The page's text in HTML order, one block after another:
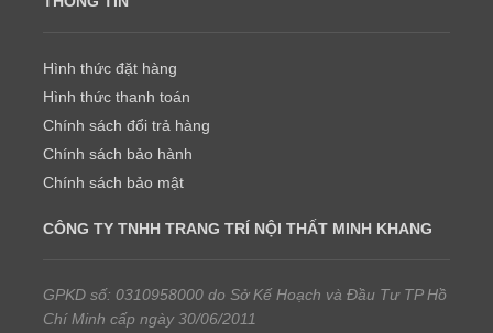
Hình thức đặt hàng
Hình thức thanh toán
Chính sách đổi trả hàng
Chính sách bảo hành
Chính sách bảo mật
CÔNG TY TNHH TRANG TRÍ NỘI THẤT MINH KHANG
GPKD số: 0310958000 do Sở Kế Hoạch và Đầu Tư TP Hồ
Chí Minh cấp ngày 30/06/2011